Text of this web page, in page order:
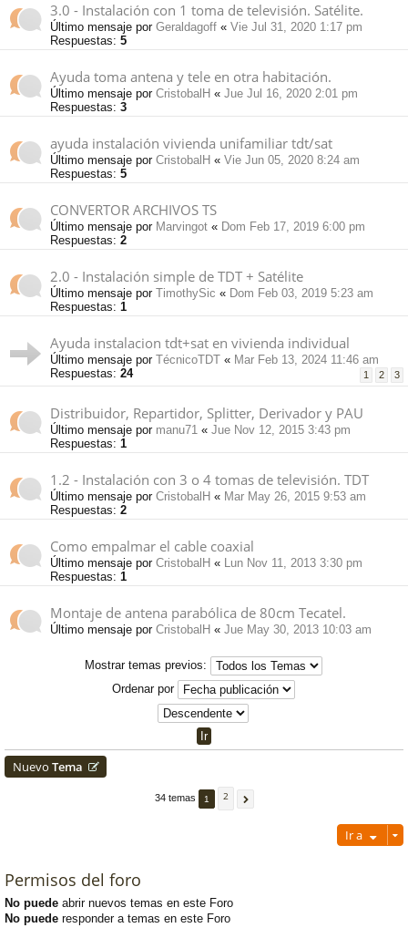
3.0 - Instalación con 1 toma de televisión. Satélite.
Último mensaje por Geraldagoff « Vie Jul 31, 2020 1:17 pm
Respuestas: 5
Ayuda toma antena y tele en otra habitación.
Último mensaje por CristobalH « Jue Jul 16, 2020 2:01 pm
Respuestas: 3
ayuda instalación vivienda unifamiliar tdt/sat
Último mensaje por CristobalH « Vie Jun 05, 2020 8:24 am
Respuestas: 5
CONVERTOR ARCHIVOS TS
Último mensaje por Marvingot « Dom Feb 17, 2019 6:00 pm
Respuestas: 2
2.0 - Instalación simple de TDT + Satélite
Último mensaje por TimothySic « Dom Feb 03, 2019 5:23 am
Respuestas: 1
Ayuda instalacion tdt+sat en vivienda individual
Último mensaje por TécnicoTDT « Mar Feb 13, 2024 11:46 am
Respuestas: 24 1 2 3
Distribuidor, Repartidor, Splitter, Derivador y PAU
Último mensaje por manu71 « Jue Nov 12, 2015 3:43 pm
Respuestas: 1
1.2 - Instalación con 3 o 4 tomas de televisión. TDT
Último mensaje por CristobalH « Mar May 26, 2015 9:53 am
Respuestas: 2
Como empalmar el cable coaxial
Último mensaje por CristobalH « Lun Nov 11, 2013 3:30 pm
Respuestas: 1
Montaje de antena parabólica de 80cm Tecatel.
Último mensaje por CristobalH « Jue May 30, 2013 10:03 am
Mostrar temas previos:
Ordenar por
Nuevo Tema
34 temas 1 2
Ir a
Permisos del foro
No puede abrir nuevos temas en este Foro
No puede responder a temas en este Foro